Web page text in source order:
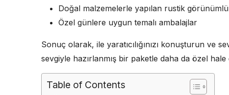
Doğal malzemelerle yapılan rustik
Özel günlere uygun temalı ambalajlar
Sonuç olarak, ile yaratıcılığınızı konuşturun ve
sevgiyle hazırlanmış bir paketle daha da özel hale
Table of Contents